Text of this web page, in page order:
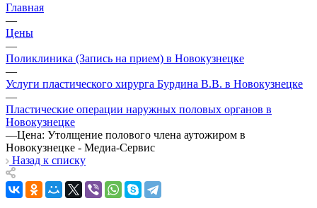
Главная
—
Цены
—
Поликлиника (Запись на прием) в Новокузнецке
—
Услуги пластического хирурга Бурдина В.В. в Новокузнецке
—
Пластические операции наружных половых органов в
Новокузнецке
—Цена: Утолщение полового члена аутожиром в
Новокузнецке - Медиа-Сервис
Назад к списку